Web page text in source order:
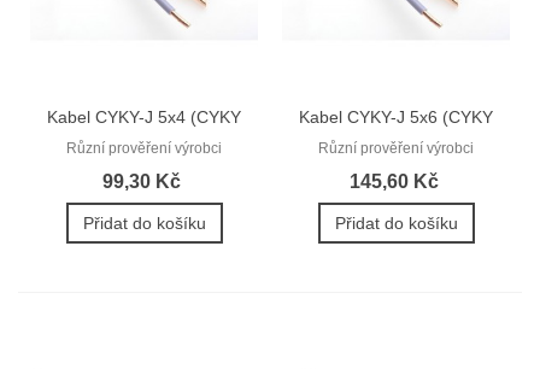
Kabel CYKY-J 5x4 (CYKY
5Cx4)
Různí prověření výrobci
99,30 Kč
Přidat do košíku
Kabel CYKY-J 5x6 (CYKY
5Cx6)
Různí prověření výrobci
145,60 Kč
Přidat do košíku